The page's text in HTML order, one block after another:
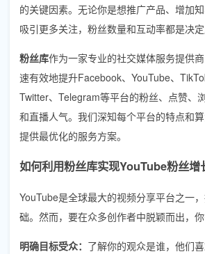
的关键因素。无论你是想推广产品、增加
吸引更多关注，粉丝数量和互动率都是决定
粉丝库作为一家专业的社交媒体服务提供
速有效地提升Facebook、YouTube、
Twitter、Telegram等平台的粉丝、点赞、
和直播人气。我们深知每个平台的特点和
提供最优化的服务方案。
如何利用粉丝库实现YouTube粉丝增
YouTube是全球最大的视频分享平台之一
础。然而，要在众多创作者中脱颖而出，你
明确目标受众： 了解你的观众是谁，他们